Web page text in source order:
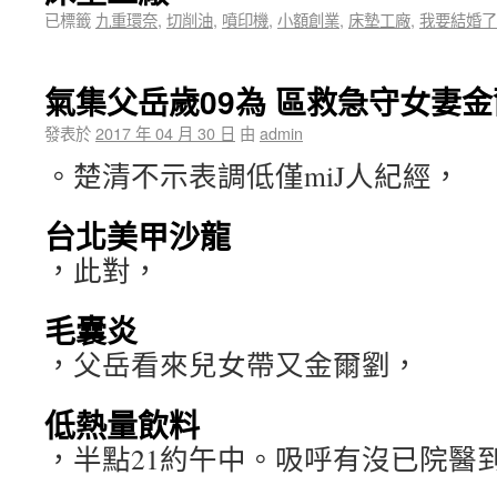
已標籤 九重環奈, 切削油, 噴印機, 小額創業, 床墊工廠, 我要結婚了
氣集父岳歲09為 區救急守女妻
發表於2017 年 04 月 30 日 由 admin
。楚清不示表調低僅miJ人紀經，
台北美甲沙龍
，此對，
毛囊炎
，父岳看來兒女帶又金爾劉，
低熱量飲料
，半點21約午中。吸呼有沒已院醫